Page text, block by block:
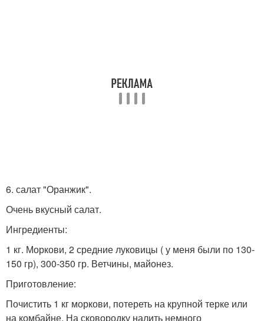
6. салат "Оранжик".
Очень вкусный салат.
Ингредиенты:
1 кг. Моркови, 2 средние луковицы ( у меня были по 130-
150 гр), 300-350 гр. Ветчины, майонез.
Приготовление:
Почистить 1 кг моркови, потереть на крупной терке или
на комбайне. На сковородку налить немного